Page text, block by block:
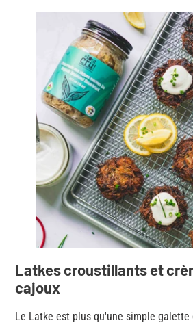
Latkes croustillants et
cajoux
Le Latke est plus qu'une simple galette